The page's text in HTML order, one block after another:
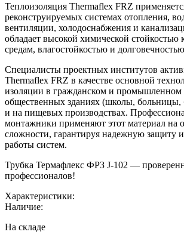
Теплоизоляция Thermaflex FRZ
реконструируемых системах отопления,
вентиляции, холодоснабжения и
обладает высокой химической стойкостью
средам, влагостойкостью и
Специалисты проектных институтов
Thermaflex FRZ в качестве основной
изоляции в гражданском и промышленном
общественных зданиях (школы, больницы,
и на пищевых производствах.
монтажники применяют этот материал на
сложности, гарантируя надежную защиту
работы систем.
Трубка Термафлекс ФРЗ J-102 —
профессионалов!
Характеристики:
Наличие:
На складе